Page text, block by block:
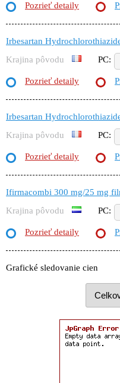
Pozrieť detaily
Irbesartan
Krajina pôvodu
PC:
Pozrieť detaily
Irbesartan
Krajina pôvodu
PC:
Pozrieť detaily
Ifirmacombi 300 mg/25 mg
Krajina pôvodu
PC:
Pozrieť detaily
Grafické sledovanie cien